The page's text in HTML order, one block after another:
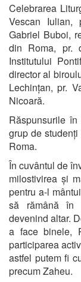
Celebrarea
Vescan Iulian,
Gabriel Buboi,
din Roma, pr.
Institutului
director al
Lechințan, pr.
Nicoară.
Răspunsurile
grup de
Roma.
În cuvântul de
milostivirea și
pentru a-l
să rămână în
devenind altar.
a face binele,
participarea
astfel putem fi
precum Zaheu.